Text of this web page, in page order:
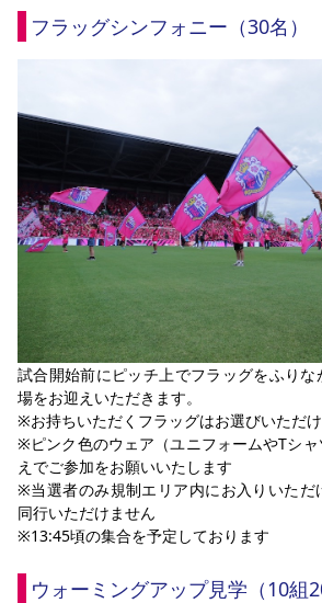
フラッグシンフォニー（30名）
試合開始前にピッチ上でフラッグをふりな
場をお迎えいただきます。
※お持ちいただくフラッグはお選びいただ
※ピンク色のウェア（ユニフォームやTシャ
えでご参加をお願いいたします
※当選者のみ規制エリア内にお入りいただ
同行いただけません
※13:45頃の集合を予定しております
ウォーミングアップ見学（10組